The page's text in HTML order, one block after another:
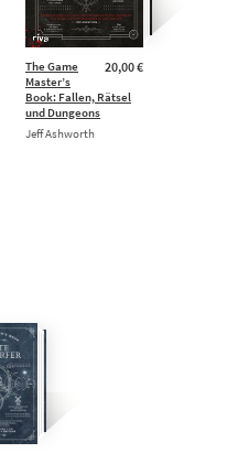
20,00 €
The Game
Master’s
Book: Fallen, Rätsel
und Dungeons
Jeff Ashworth